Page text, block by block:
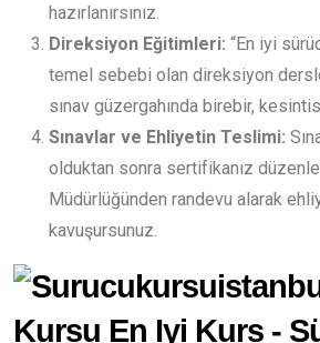
hazırlanırsınız.
Direksiyon Eğitimleri: “En iyi
temel sebebi olan direksiyon
sınav güzergahında birebir,
Sınavlar ve Ehliyetin Teslimi:
olduktan sonra sertifikanız
Müdürlüğünden randevu alarak
kavuşursunuz.